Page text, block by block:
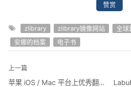
赞赏
zlibrary zlibrary镜像网站
全球
安娜的档案
电子书
上一篇
苹果 iOS / Mac 平台上优秀翻墙代理软件大盘点